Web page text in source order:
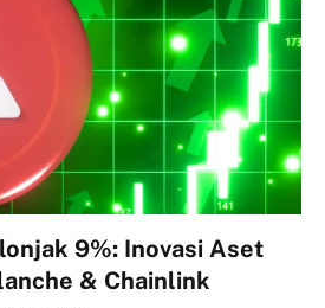
9%: Inovasi Aset
& Chainlink